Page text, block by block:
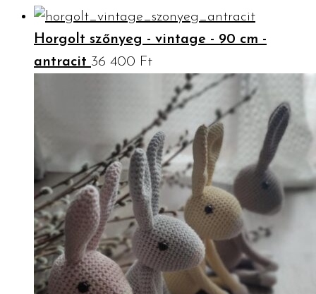
Horgolt szőnyeg - vintage - 90 cm -
antracit 36 400 Ft